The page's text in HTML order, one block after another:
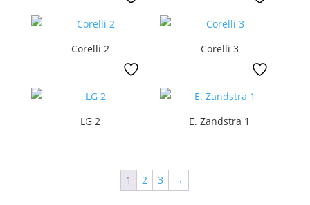
Corelli 2 Corelli 3
LG 2 E. Zandstra 1
1 2 3 →